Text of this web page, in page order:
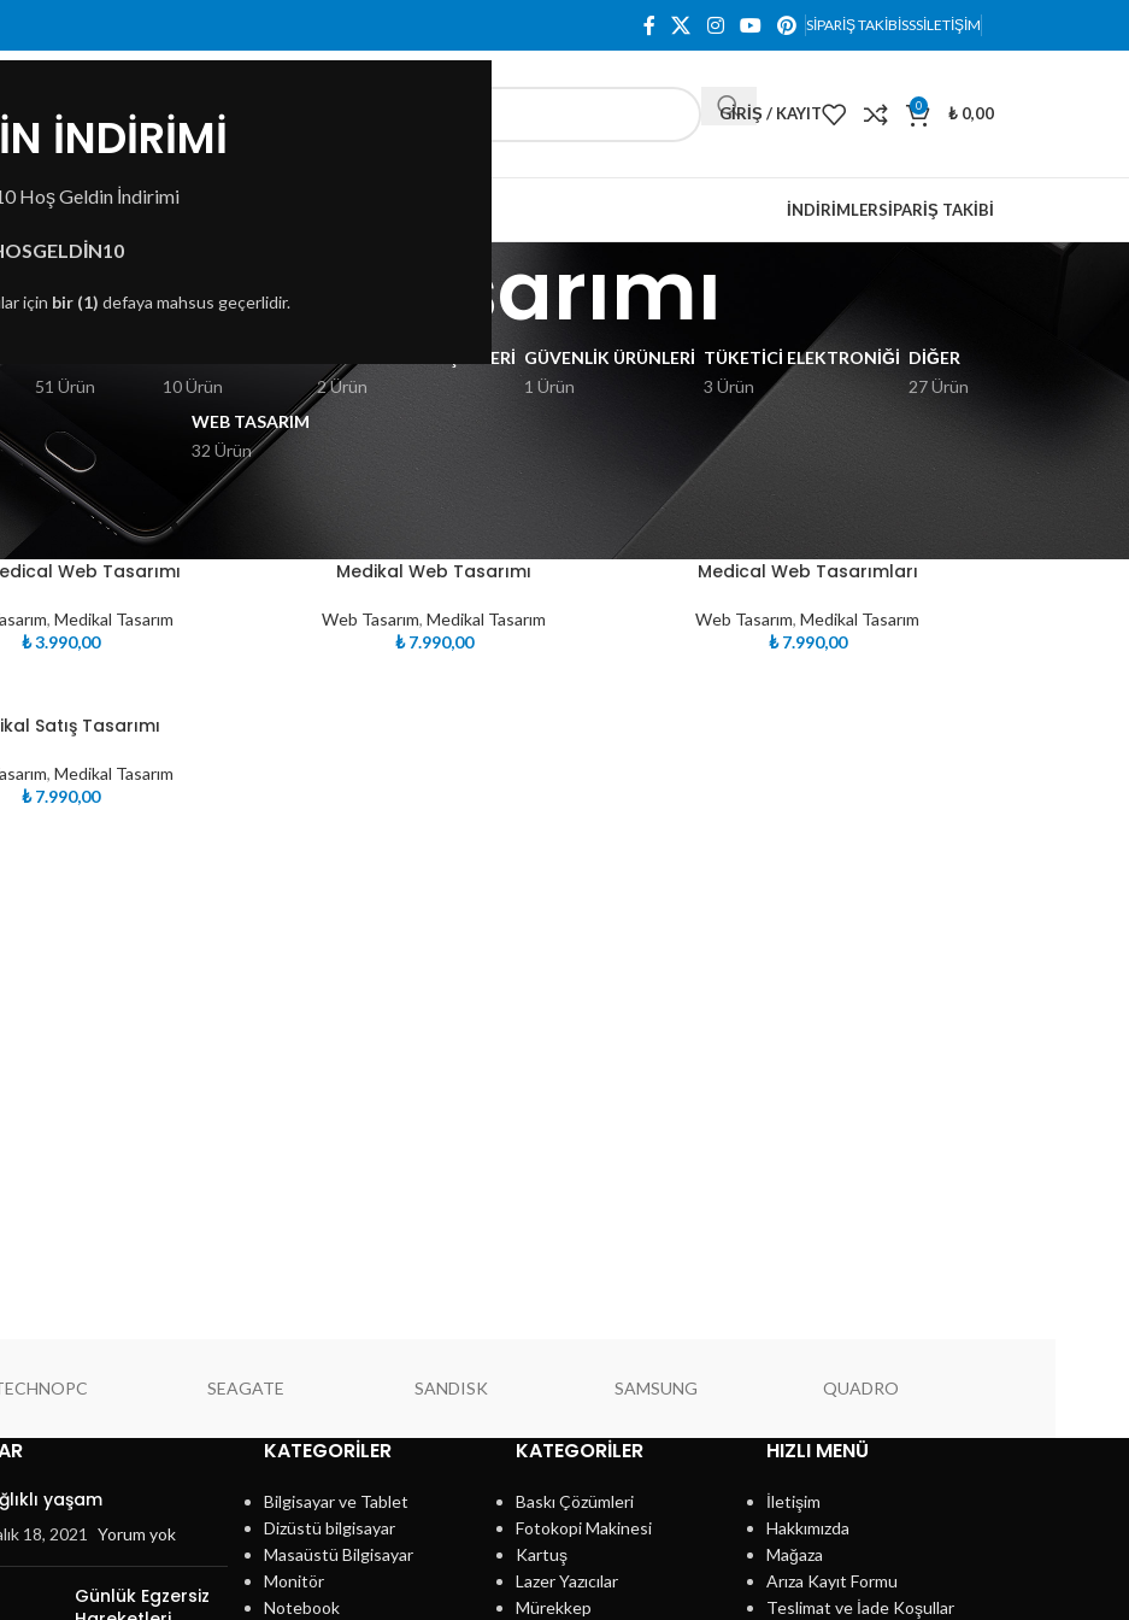
İNDİRİMİ
Hoş Geldin İndirimi
için bir (1) defaya mahsus geçerlidir.
SIPARIŞ TAKIBISSSİLETIŞIM
GIRIŞ / KAYIT 0 ₺ 0,00
İLETIŞIM İNDIRIMLERSIPARIŞ TAKIBI
site tasarımı
51 Ürün
10 Ürün
BILGISAYAR BILEŞENLERI
2 Ürün
GÜVENLIK ÜRÜNLERI
1 Ürün
TÜKETICI ELEKTRONIĞI
3 Ürün
DIĞER
27 Ürün
WEB TASARIM
32 Ürün
“medikal site tasarımı” olarak etiketlendi
Web Tasarımı
, Medikal Tasarım
₺3.990,00
Medikal Web Tasarımı
Web Tasarım,Medikal Tasarım
₺7.990,00
Medical Web Tasarımları
Web Tasarım,Medikal Tasarım
₺7.990,00
Satış Tasarımı
, Medikal Tasarım
₺7.990,00
SEAGATE SANDISK SAMSUNG QUADRO
yaşam
18, 2021 Yorum yok
Günlük Egzersiz
KATEGORILER
Bilgisayar ve Tablet
Dizüstü bilgisayar
Masaüstü Bilgisayar
Monitör
Notebook
KATEGORILER
Baskı Çözümleri
Fotokopi Makinesi
Kartuş
Lazer Yazıcılar
Mürekkep
HIZLI MENÜ
İletişim
Hakkımızda
Mağaza
Arıza Kayıt Formu
Teslimat ve İade Koşullar